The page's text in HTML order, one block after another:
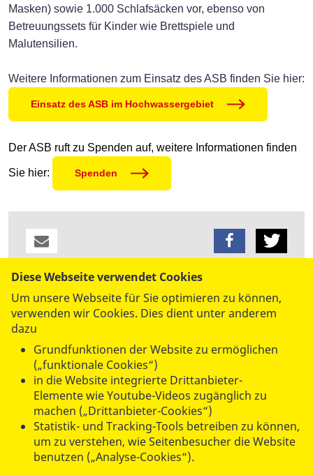
Masken) sowie 1.000 Schlafsäcken vor, ebenso von
Betreuungssets für Kinder wie Brettspiele und
Malutensilien.
Weitere Informationen zum Einsatz des ASB finden Sie hier:
Einsatz des ASB im Hochwassergebiet
Der ASB ruft zu Spenden auf, weitere Informationen finden
Sie hier: Spenden
datenschutzkonform mitShariff
UNSERE ANGEBOTE
SPENDEN & STIFTEN
Diese Webseite verwendet Cookies
Um unsere Webseite für Sie optimieren zu können,
verwenden wir Cookies. Dies dient unter anderem
dazu
Grundfunktionen der Website zu ermöglichen
(„funktionale Cookies“)
in die Website integrierte Drittanbieter-
Elemente wie Youtube-Videos zugänglich zu
machen („Drittanbieter-Cookies“)
Statistik- und Tracking-Tools betreiben zu können,
um zu verstehen, wie Seitenbesucher die Website
benutzen („Analyse-Cookies“).